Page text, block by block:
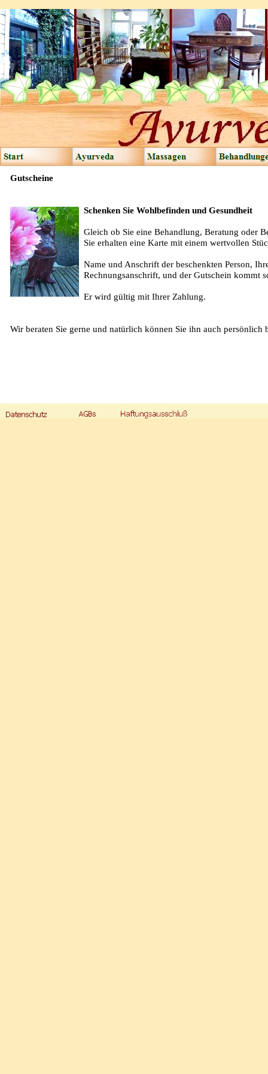
Gutscheine
Schenken Sie Wohlbefinden und Gesundheit
Gleich ob Sie eine Behandlung, Beratung oder
Sie erhalten eine Karte mit einem wertvollen
Name und Anschrift der beschenkten Person,
Rechnungsanschrift, und der Gutschein kommt
Er wird gültig mit Ihrer Zahlung.
Wir beraten Sie gerne und natürlich können Sie ihn auch persönlich